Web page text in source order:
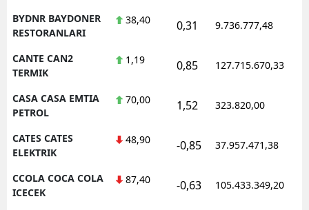
BYDNR BAYDONER
RESTORANLARI
38,40 0,31 9.736.777,48
CANTE CAN2
TERMIK
1,19 0,85 127.715.670,33
CASA CASA EMTIA
PETROL
70,00 1,52 323.820,00
CATES CATES
ELEKTRIK
48,90 -0,85 37.957.471,38
CCOLA COCA COLA
ICECEK
87,40 -0,63 105.433.349,20